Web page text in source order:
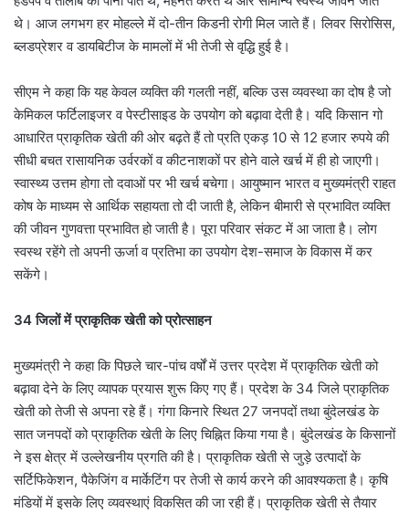
थे। आज लगभग हर मोहल्ले में दो-तीन किडनी रोगी मिल जाते हैं। लिवर सिरोसिस,
ब्लडप्रेशर व डायबिटीज के मामलों में भी तेजी से वृद्धि हुई है।
सीएम ने कहा कि यह केवल व्यक्ति की गलती नहीं, बल्कि उस व्यवस्था का दोष है जो
केमिकल फर्टिलाइजर व पेस्टीसाइड के उपयोग को बढ़ावा देती है। यदि किसान गो
आधारित प्राकृतिक खेती की ओर बढ़ते हैं तो प्रति एकड़ 10 से 12 हजार रुपये की
सीधी बचत रासायनिक उर्वरकों व कीटनाशकों पर होने वाले खर्च में ही हो जाएगी।
स्वास्थ्य उत्तम होगा तो दवाओं पर भी खर्च बचेगा। आयुष्मान भारत व मुख्यमंत्री राहत
कोष के माध्यम से आर्थिक सहायता तो दी जाती है, लेकिन बीमारी से प्रभावित व्यक्ति
की जीवन गुणवत्ता प्रभावित हो जाती है। पूरा परिवार संकट में आ जाता है। लोग
स्वस्थ रहेंगे तो अपनी ऊर्जा व प्रतिभा का उपयोग देश-समाज के विकास में कर
सकेंगे।
34 जिलों में प्राकृतिक खेती को प्रोत्साहन
मुख्यमंत्री ने कहा कि पिछले चार-पांच वर्षों में उत्तर प्रदेश में प्राकृतिक खेती को
बढ़ावा देने के लिए व्यापक प्रयास शुरू किए गए हैं। प्रदेश के 34 जिले प्राकृतिक
खेती को तेजी से अपना रहे हैं। गंगा किनारे स्थित 27 जनपदों तथा बुंदेलखंड के
सात जनपदों को प्राकृतिक खेती के लिए चिह्नित किया गया है। बुंदेलखंड के किसानों
ने इस क्षेत्र में उल्लेखनीय प्रगति की है। प्राकृतिक खेती से जुड़े उत्पादों के
सर्टिफिकेशन, पैकेजिंग व मार्केटिंग पर तेजी से कार्य करने की आवश्यकता है। कृषि
मंडियों में इसके लिए व्यवस्थाएं विकसित की जा रही हैं। प्राकृतिक खेती से तैयार